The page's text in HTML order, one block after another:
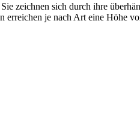
zeichnen sich durch ihre
je nach Art eine Höhe